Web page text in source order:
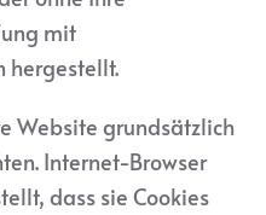
mit
hergestellt.
Website grundsätzlich
Internet-Browser
dass sie Cookies